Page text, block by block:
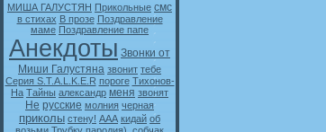
МИША ГАЛУСТЯН Прикольные смс
в стихах В прозе Поздравление
маме Поздравление папе
Анекдоты Звонки от
Миши Галустяна звонит тебе
Серия S.T.A.L.K.E.R пороге Тихонов-
На Тайны александр меня звонят
Не русские молния черная
приколы стену! ААА кидай об